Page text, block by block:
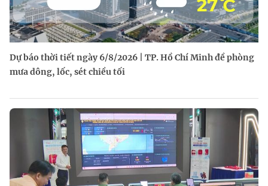
Dự báo thời tiết ngày 6/8/2026 | TP. Hồ Chí Minh đề phòng
mưa dông, lốc, sét chiều tối